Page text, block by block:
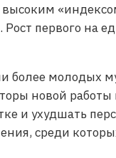
первого на
более молодых
новой
и ухудшать
среди